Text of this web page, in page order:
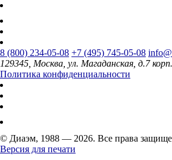
8 (800) 234-05-08 +7 (495) 745-05-08
129345, Москва, ул. Магаданская, д.7
Политика конфиденциальности
© Диаэм, 1988 — 2026. Все права
Версия для печати